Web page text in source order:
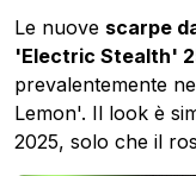
Le nuove scarpe
'Electric Stealth'
prevalentemente
Lemon'. Il look è
2025, solo che il